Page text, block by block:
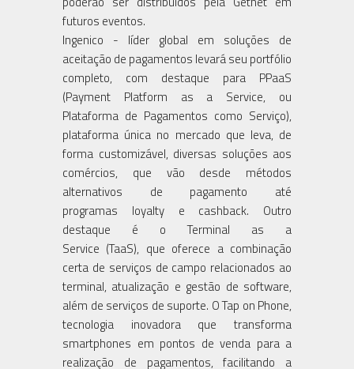
futuros eventos.
Ingenico - líder global em soluções de
aceitação de pagamentos levará seu portfólio
completo, com destaque para PPaaS
(Payment Platform as a Service, ou
Plataforma de Pagamentos como Serviço),
plataforma única no mercado que leva, de
forma customizável, diversas soluções aos
comércios, que vão desde métodos
alternativos de pagamento até
programas loyalty e cashback. Outro
destaque é o Terminal as a
Service (TaaS), que oferece a combinação
certa de serviços de campo relacionados ao
terminal, atualização e gestão de software,
além de serviços de suporte. O Tap on Phone,
tecnologia inovadora que transforma
smartphones em pontos de venda para a
realização de pagamentos, facilitando a